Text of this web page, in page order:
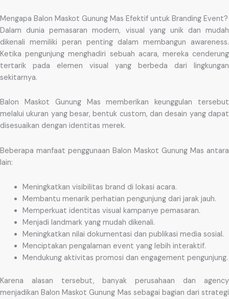
Mengapa Balon Maskot Gunung Mas Efektif untuk Branding Event?
Dalam dunia pemasaran modern, visual yang unik dan mudah
dikenali memiliki peran penting dalam membangun awareness.
Ketika pengunjung menghadiri sebuah acara, mereka cenderung
tertarik pada elemen visual yang berbeda dari lingkungan
sekitarnya.
Balon Maskot Gunung Mas memberikan keunggulan tersebut
melalui ukuran yang besar, bentuk custom, dan desain yang dapat
disesuaikan dengan identitas merek.
Beberapa manfaat penggunaan Balon Maskot Gunung Mas antara
lain:
Meningkatkan visibilitas brand di lokasi acara.
Membantu menarik perhatian pengunjung dari jarak jauh.
Memperkuat identitas visual kampanye pemasaran.
Menjadi landmark yang mudah dikenali.
Meningkatkan nilai dokumentasi dan publikasi media sosial.
Menciptakan pengalaman event yang lebih interaktif.
Mendukung aktivitas promosi dan engagement pengunjung.
Karena alasan tersebut, banyak perusahaan dan agency
menjadikan Balon Maskot Gunung Mas sebagai bagian dari strategi